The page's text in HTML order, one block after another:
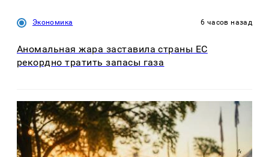
Экономика 6 часов назад
Аномальная жара заставила страны ЕС
рекордно тратить запасы газа